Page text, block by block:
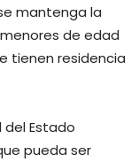
mantenga la
de edad
tienen residencia
Estado
pueda ser